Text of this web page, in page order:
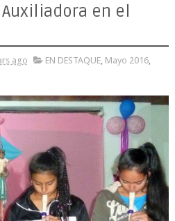
en el
ago EN DESTAQUE, Mayo 2016,